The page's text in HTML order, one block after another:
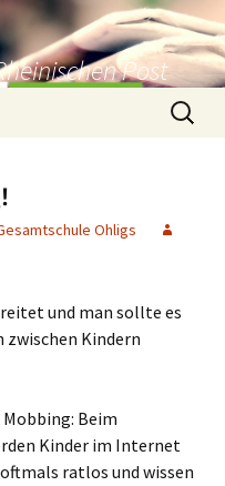
Post
Suchen
nach:
Ohligs
und man sollte es
Kindern
Beim
Kinder im Internet
ratlos und wissen